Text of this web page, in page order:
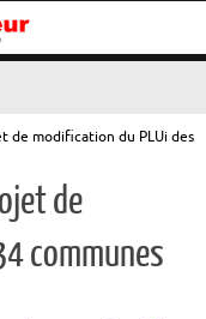
de modification du PLUi des
de
communes